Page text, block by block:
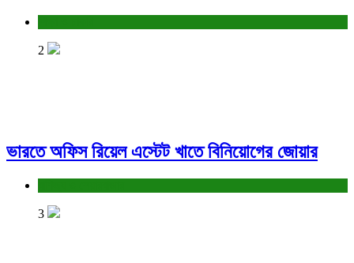
2
ভারতে অফিস রিয়েল এস্টেট খাতে বিনিয়োগের জোয়ার
3